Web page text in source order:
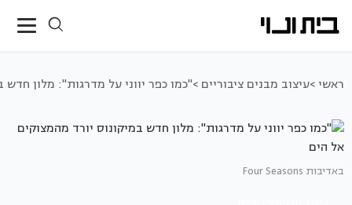
ראשי >עיצוב מבנים ציבוריים >"כמו כפר יווני על מדרגות": מלון
באדיבות Four Seasons